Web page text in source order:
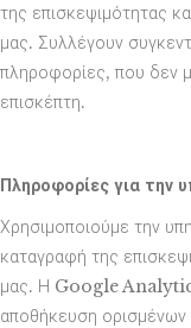
της επισκεψιμότητας
μας. Συλλέγουν
πληροφορίες, που δεν
επισκέπτη.
Πληροφορίες για την
Χρησιμοποιούμε την
καταγραφή της
μας. Η Google
αποθήκευση